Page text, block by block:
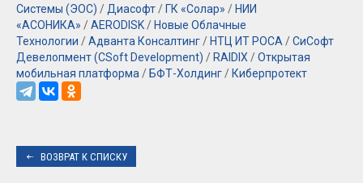
Системы (ЭОС) / Диасофт / ГК «Солар» / НИИ
«АСОНИКА» /AERODISK / Новые Облачные
Технологии /Адванта Консалтинг / НТЦ ИТ РОСА /СиСофт
Девелопмент (CSoft Development) / RAIDIX /Открытая
мобильная платформа / БФТ-Холдинг / Киберпротект
ВОЗВРАТ К СПИСКУ